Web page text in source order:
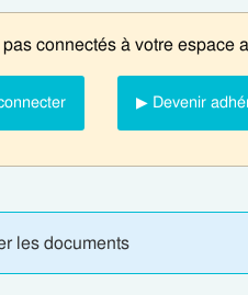
connectés à votre espace
▶ Devenir
les documents